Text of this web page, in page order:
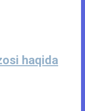
haqida